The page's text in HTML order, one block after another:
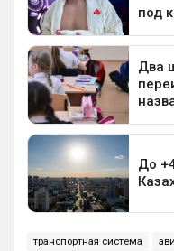
транспортная система